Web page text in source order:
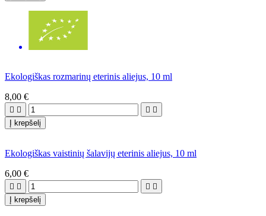
Ekologiškas rozmarinų eterinis aliejus, 10 ml
8,00 €
   
Į krepšelį
Ekologiškas vaistinių šalavijų eterinis aliejus, 10 ml
6,00 €
   
Į krepšelį